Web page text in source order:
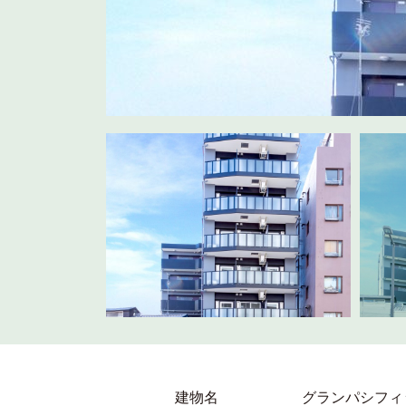
建物名 グランパシフ